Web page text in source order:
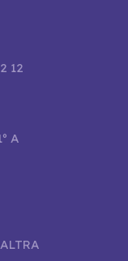
12
A